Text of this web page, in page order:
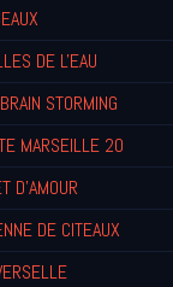
DE L'EAU
STORMING
MARSEILLE 20
D'AMOUR
DE CITEAUX